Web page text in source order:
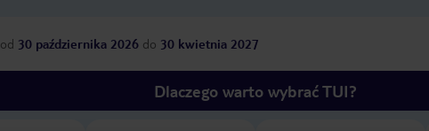
od 30 października 2026 do 30 kwietnia 2027
Dlaczego warto wybrać TUI?